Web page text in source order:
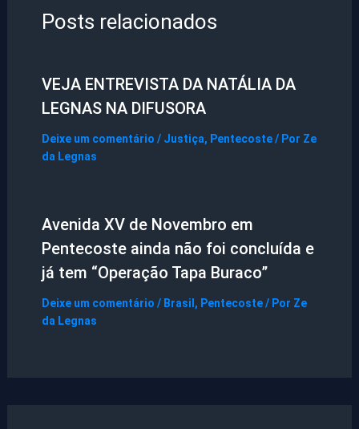
Posts relacionados
VEJA ENTREVISTA DA NATÁLIA DA
LEGNAS NA DIFUSORA
Deixe um comentário / Justiça, Pentecoste/ Por Ze
da Legnas
Avenida XV de Novembro em
Pentecoste ainda não foi concluída e
já tem “Operação Tapa Buraco”
Deixe um comentário / Brasil , Pentecoste/ Por Ze
da Legnas